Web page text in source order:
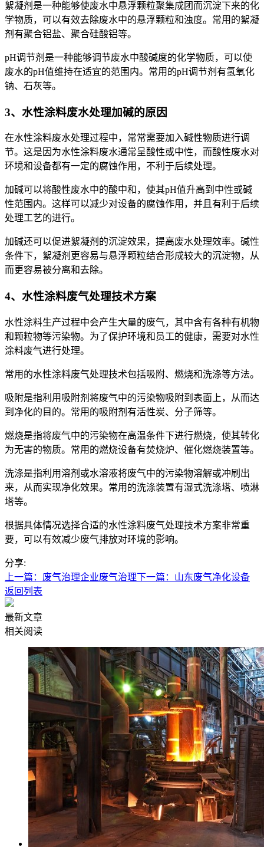
絮凝剂是一种能够使废水中悬浮颗粒聚集成团而沉淀下来的化
学物质，可以有效去除废水中的悬浮颗粒和浊度。常用的絮凝
剂有聚合铝盐、聚合硅酸铝等。
pH调节剂是一种能够调节废水中酸碱度的化学物质，可以使
废水的pH值维持在适宜的范围内。常用的pH调节剂有氢氧化
钠、石灰等。
3、水性涂料废水处理加碱的原因
在水性涂料废水处理过程中，常常需要加入碱性物质进行调
节。这是因为水性涂料废水通常呈酸性或中性，而酸性废水对
环境和设备都有一定的腐蚀作用，不利于后续处理。
加碱可以将酸性废水中的酸中和，使其pH值升高到中性或碱
性范围内。这样可以减少对设备的腐蚀作用，并且有利于后续
处理工艺的进行。
加碱还可以促进絮凝剂的沉淀效果，提高废水处理效率。碱性
条件下，絮凝剂更容易与悬浮颗粒结合形成较大的沉淀物，从
而更容易被分离和去除。
4、水性涂料废气处理技术方案
水性涂料生产过程中会产生大量的废气，其中含有各种有机物
和颗粒物等污染物。为了保护环境和员工的健康，需要对水性
涂料废气进行处理。
常用的水性涂料废气处理技术包括吸附、燃烧和洗涤等方法。
吸附是指利用吸附剂将废气中的污染物吸附到表面上，从而达
到净化的目的。常用的吸附剂有活性炭、分子筛等。
燃烧是指将废气中的污染物在高温条件下进行燃烧，使其转化
为无害的物质。常用的燃烧设备有焚烧炉、催化燃烧装置等。
洗涤是指利用溶剂或水溶液将废气中的污染物溶解或冲刷出
来，从而实现净化效果。常用的洗涤装置有湿式洗涤塔、喷淋
塔等。
根据具体情况选择合适的水性涂料废气处理技术方案非常重
要，可以有效减少废气排放对环境的影响。
分享:
上一篇：废气治理企业废气治理下一篇：山东废气净化设备
返回列表
最新文章
相关阅读